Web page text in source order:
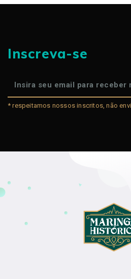
Inscreva-se
* respeitamos nossos inscritos, não